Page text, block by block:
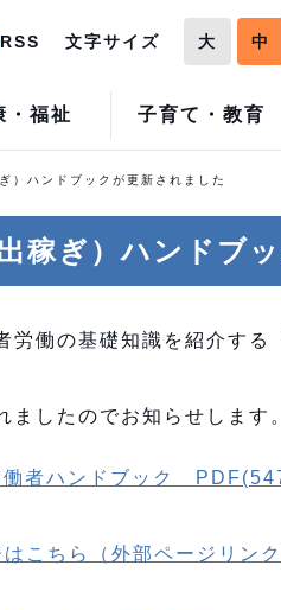
・福祉 子育て・教育
RSS 文字サイズ 大 中
）ハンドブックが更新されました
稼ぎ）ハンドブ
働の基礎知識を紹介する
したのでお知らせします。
者ハンドブック
こちら（外部ページリンク